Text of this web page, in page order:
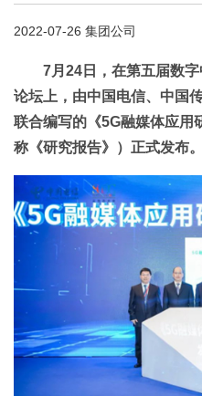
2022-07-26 集团公司
7月24日，在第五届数
论坛上，由中国电信、中国
联合编写的《5G融媒体应用
称《研究报告》）正式发布。